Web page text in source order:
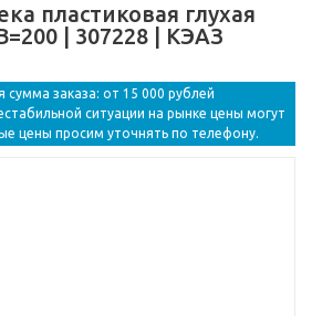
пластиковая глухая
| 307228 | КЭАЗ
сумма заказа: от 15 000 рублей
ситуации на рынке цены могут
цены просим уточнять по телефону.